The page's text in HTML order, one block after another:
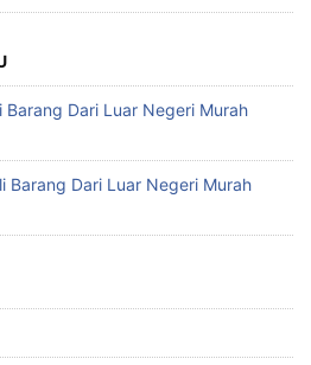
Barang Dari Luar Negeri Murah
Barang Dari Luar Negeri Murah